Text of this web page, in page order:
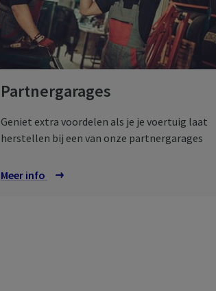
Partnergarages
Geniet extra voordelen als je je voertuig laat
herstellen bij een van onze partnergarages
Meer info over onze partnergarages